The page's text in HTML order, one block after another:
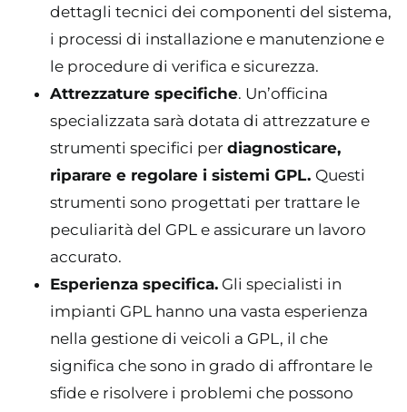
dettagli tecnici dei componenti del sistema,
i processi di installazione e manutenzione e
le procedure di verifica e sicurezza.
Attrezzature specifiche. Un’officina
specializzata sarà dotata di attrezzature e
strumenti specifici per diagnosticare,
riparare e regolare i sistemi GPL. Questi
strumenti sono progettati per trattare le
peculiarità del GPL e assicurare un lavoro
accurato.
Esperienza specifica.Gli specialisti in
impianti GPL hanno una vasta esperienza
nella gestione di veicoli a GPL, il che
significa che sono in grado di affrontare le
sfide e risolvere i problemi che possono